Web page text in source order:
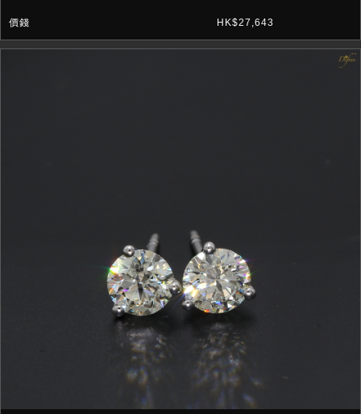
HK$27,643